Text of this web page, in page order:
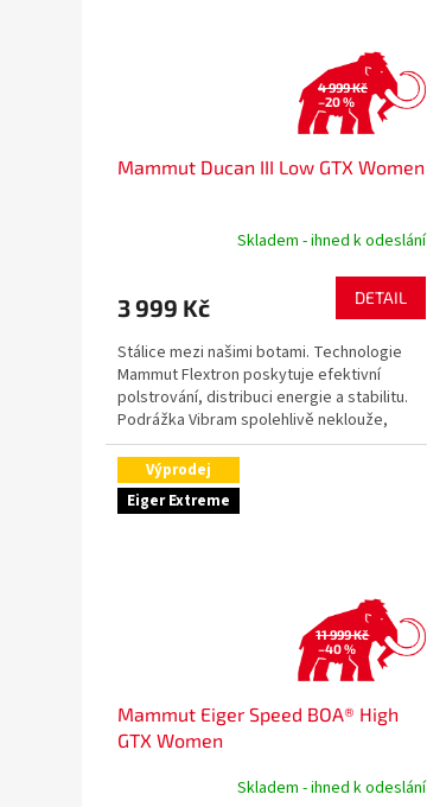
4 999 Kč
–20 %
Mammut Ducan III Low GTX Women
Skladem - ihned k odeslání
3 999 Kč DETAIL
Stálice mezi našimi botami. Technologie
Mammut Flextron poskytuje efektivní
polstrování, distribuci energie a stabilitu.
Podrážka Vibram spolehlivě neklouže,
zatímco membrána...
Výprodej
Eiger Extreme
11 999 Kč
–40 %
Mammut Eiger Speed BOA® High
GTX Women
Skladem - ihned k odeslání